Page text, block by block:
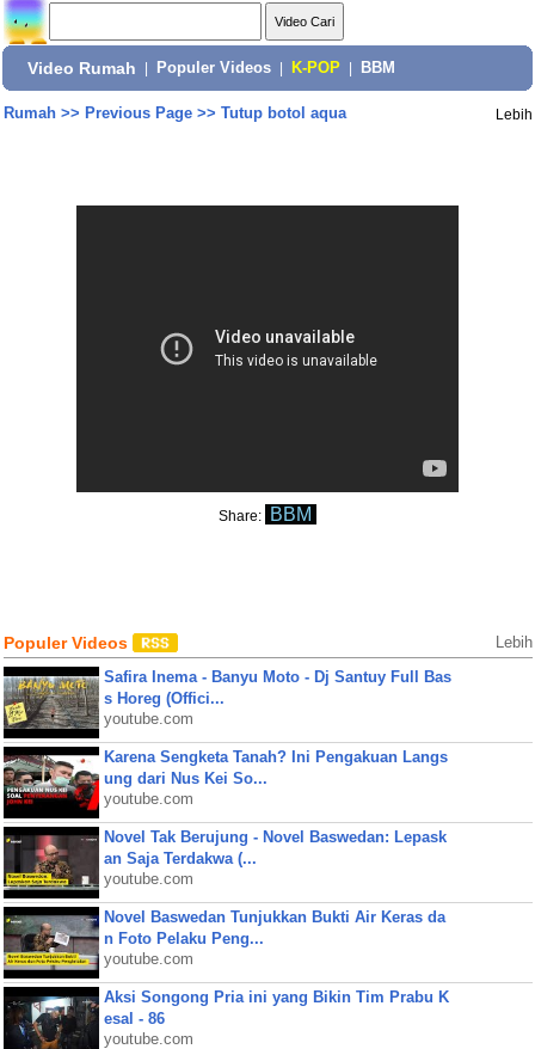
Video Rumah Populer Videos K-POP BBM
Rumah>> Previous Page>> Tutup botol aqua Lebih
Share: BBM
Populer Videos Lebih
Safira Inema - Banyu Moto - Dj Santuy Full Bas
s Horeg (Offici...
youtube.com
Karena Sengketa Tanah? Ini Pengakuan Langs
ung dari Nus Kei So...
youtube.com
Novel Tak Berujung - Novel Baswedan: Lepask
an Saja Terdakwa (...
youtube.com
Novel Baswedan Tunjukkan Bukti Air Keras da
n Foto Pelaku Peng...
youtube.com
Aksi Songong Pria ini yang Bikin Tim Prabu K
esal - 86
youtube.com